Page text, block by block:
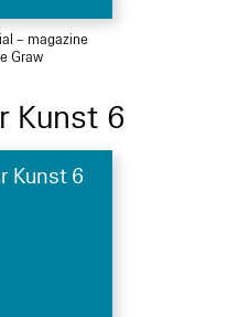
– magazine
Graw
Kunst 6
Kunst 6